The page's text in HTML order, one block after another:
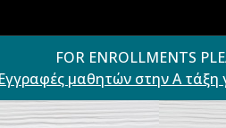
FOR ENROLLMENTS
Εγγραφές μαθητών στην Α τάξη